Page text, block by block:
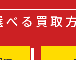
べる買取